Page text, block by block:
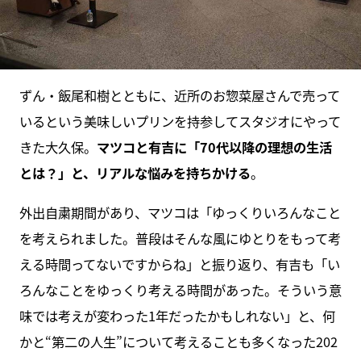
ずん・飯尾和樹とともに、近所のお惣菜屋さんで売って
いるという美味しいプリンを持参してスタジオにやって
きた大久保。 マツコと有吉に「70代以降の理想の生活
とは？」と、リアルな悩みを持ちかける。
外出自粛期間があり、マツコは「ゆっくりいろんなこと
を考えられました。普段はそんな風にゆとりをもって考
える時間ってないですからね」と振り返り、有吉も「い
ろんなことをゆっくり考える時間があった。そういう意
味では考えが変わった1年だったかもしれない」と、何
かと“第二の人生”について考えることも多くなった202